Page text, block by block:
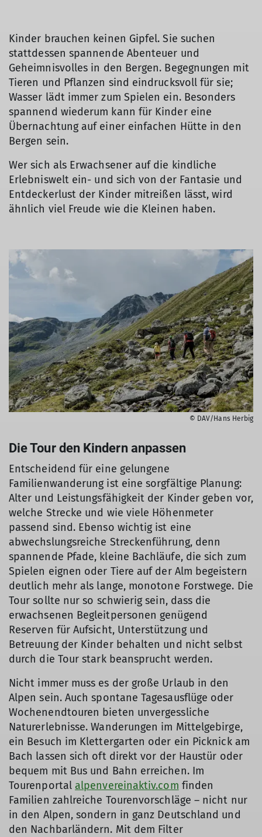
Kinder brauchen keinen Gipfel. Sie suchen
stattdessen spannende Abenteuer und
Geheimnisvolles in den Bergen. Begegnungen mit
Tieren und Pflanzen sind eindrucksvoll für sie;
Wasser lädt immer zum Spielen ein. Besonders
spannend wiederum kann für Kinder eine
Übernachtung auf einer einfachen Hütte in den
Bergen sein.
Wer sich als Erwachsener auf die kindliche
Erlebniswelt ein- und sich von der Fantasie und
Entdeckerlust der Kinder mitreißen lässt, wird
ähnlich viel Freude wie die Kleinen haben.
© DAV/Hans Herbig
Die Tour den Kindern anpassen
Entscheidend für eine gelungene
Familienwanderung ist eine sorgfältige Planung:
Alter und Leistungsfähigkeit der Kinder geben vor,
welche Strecke und wie viele Höhenmeter
passend sind. Ebenso wichtig ist eine
abwechslungsreiche Streckenführung, denn
spannende Pfade, kleine Bachläufe, die sich zum
Spielen eignen oder Tiere auf der Alm begeistern
deutlich mehr als lange, monotone Forstwege. Die
Tour sollte nur so schwierig sein, dass die
erwachsenen Begleitpersonen genügend
Reserven für Aufsicht, Unterstützung und
Betreuung der Kinder behalten und nicht selbst
durch die Tour stark beansprucht werden.
Nicht immer muss es der große Urlaub in den
Alpen sein. Auch spontane Tagesausflüge oder
Wochenendtouren bieten unvergessliche
Naturerlebnisse. Wanderungen im Mittelgebirge,
ein Besuch im Klettergarten oder ein Picknick am
Bach lassen sich oft direkt vor der Haustür oder
bequem mit Bus und Bahn erreichen. Im
Tourenportal alpenvereinaktiv.com finden
Familien zahlreiche Tourenvorschläge – nicht nur
in den Alpen, sondern in ganz Deutschland und
den Nachbarländern. Mit dem Filter